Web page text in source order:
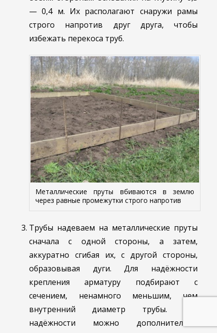
— 0,4 м. Их располагают снаружи рамы
строго напротив друг друга, чтобы
избежать перекоса труб.
Металлические пруты вбиваются в землю
через равные промежутки строго напротив
Трубы надеваем на металлические пруты
сначала с одной стороны, а затем,
аккуратно сгибая их, с другой стороны,
образовывая дуги. Для надёжности
крепления арматуру подбирают с
сечением, ненамного меньшим, чем
внутренний диаметр трубы. Для
надёжности можно дополнительно